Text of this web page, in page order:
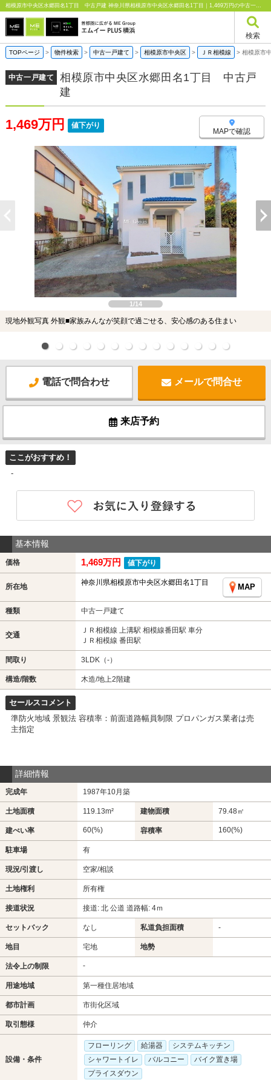
相模原市中央区水郷田名1丁目 中古戸建 神奈川県相模原市中央区水郷田名1丁目｜1,469万円の中古一戸建て｜エムイーPLUS横浜
検索
TOPページ > 物件検索 > 中古一戸建て > 相模原市中央区 > ＪＲ相模線 > 相模原市
中古一戸建て
相模原市中央区水郷田名1丁目 中古戸
建
1,469万円 値下がり
MAPで確認
1/14
現地外観写真 外観■家族みんなが笑顔で過ごせる、安心感のある住まい
電話で問合わせ メールで問合せ
来店予約
ここがおすすめ！
-
基本情報
価格 1,469万円 値下がり
所在地 神奈川県相模原市中央区水郷田名1丁目
MAP
種類 中古一戸建て
交通
ＪＲ相模線 上溝駅 相模線番田駅 車分
ＪＲ相模線 番田駅
間取り 3LDK（-）
構造/階数 木造/地上2階建
セールスコメント
準防火地域 景観法 容積率：前面道路幅員制限 プロパンガス業者は売
主指定
詳細情報
完成年 1987年10月築
土地面積 119.13m² 建物面積 79.48㎡
建ぺい率 60(%) 容積率 160(%)
駐車場 有
現況/引渡し 空家/相談
土地権利 所有権
接道状況 接道: 北 公道 道路幅: 4ｍ
セットバック なし 私道負担面積 -
地目 宅地 地勢
法令上の制限 -
用途地域 第一種住居地域
都市計画 市街化区域
取引態様 仲介
設備・条件
フローリング 給湯器
システムキッチン
シャワートイレ
バルコニー
バイク置き場
プライスダウン